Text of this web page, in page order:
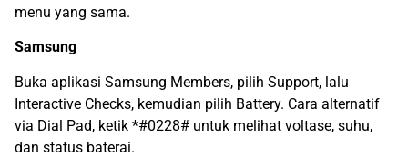
menu yang sama.
Samsung
Buka aplikasi Samsung Members, pilih Support, lalu
Interactive Checks, kemudian pilih Battery. Cara alternatif
via Dial Pad, ketik *#0228# untuk melihat voltase, suhu,
dan status baterai.